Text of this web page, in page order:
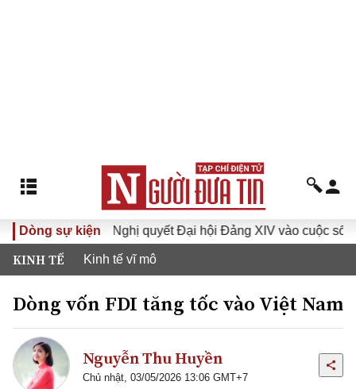
Dòng sự kiện
Đưa Nghị quyết Đại hội Đảng XIV vào cuộc sống
KINH TẾ Kinh tế vĩ mô
Dòng vốn FDI tăng tốc vào Việt Nam
Nguyễn Thu Huyền
Chủ nhật, 03/05/2026 13:06 GMT+7